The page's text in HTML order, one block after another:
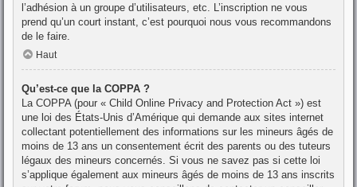
l’adhésion à un groupe d’utilisateurs, etc. L’inscription ne vous
prend qu’un court instant, c’est pourquoi nous vous recommandons
de le faire.
Haut
Qu’est-ce que la COPPA ?
La COPPA (pour « Child Online Privacy and Protection Act ») est
une loi des États-Unis d’Amérique qui demande aux sites internet
collectant potentiellement des informations sur les mineurs âgés de
moins de 13 ans un consentement écrit des parents ou des tuteurs
légaux des mineurs concernés. Si vous ne savez pas si cette loi
s’applique également aux mineurs âgés de moins de 13 ans inscrits